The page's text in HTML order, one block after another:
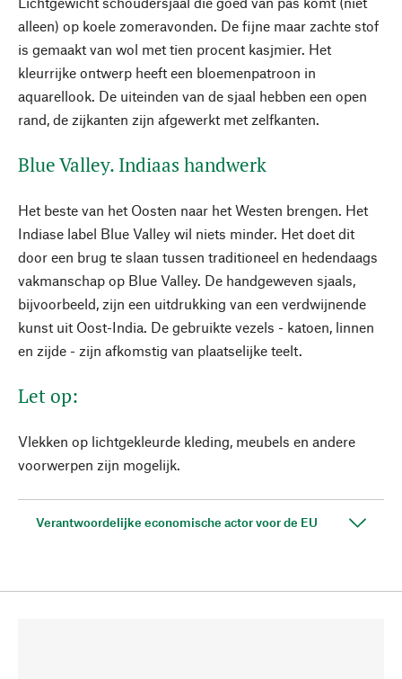
alleen) op koele zomeravonden. De fijne maar zachte stof
is gemaakt van wol met tien procent kasjmier. Het
kleurrijke ontwerp heeft een bloemenpatroon in
aquarellook. De uiteinden van de sjaal hebben een open
rand, de zijkanten zijn afgewerkt met zelfkanten.
Blue Valley. Indiaas handwerk
Het beste van het Oosten naar het Westen brengen. Het
Indiase label Blue Valley wil niets minder. Het doet dit
door een brug te slaan tussen traditioneel en hedendaags
vakmanschap op Blue Valley. De handgeweven sjaals,
bijvoorbeeld, zijn een uitdrukking van een verdwijnende
kunst uit Oost-India. De gebruikte vezels - katoen, linnen
en zijde - zijn afkomstig van plaatselijke teelt.
Let op:
Vlekken op lichtgekleurde kleding, meubels en andere
voorwerpen zijn mogelijk.
Verantwoordelijke economische actor voor de EU